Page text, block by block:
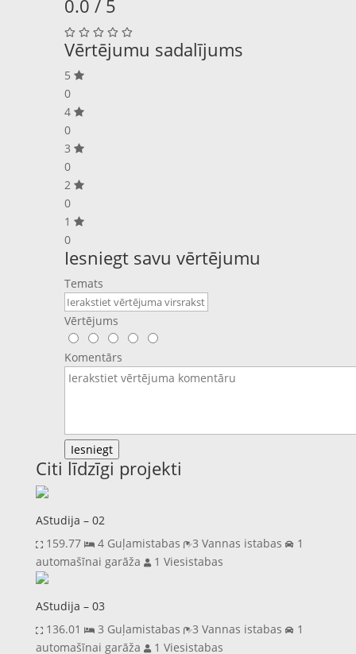
0.0 / 5
Vērtējumu sadalījums
5
0
4
0
3
0
2
0
1
0
Iesniegt savu vērtējumu
Temats
Vērtējums
Komentārs
Iesniegt
Citi līdzīgi projekti
AStudija – 02
159.77
4 Guļamistabas 3 Vannas istabas 1
automašīnai garāža
1 Viesistabas
AStudija – 03
136.01
3 Guļamistabas 3 Vannas istabas 1
automašīnai garāža
1 Viesistabas